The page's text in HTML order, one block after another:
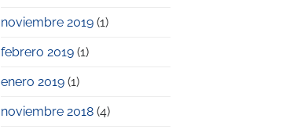
noviembre 2019(1)
febrero 2019(1)
enero 2019(1)
noviembre 2018(4)